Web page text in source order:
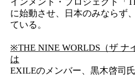
に始動させ、日本のみならず
ている。
※THE NINE WORLDS（ザ ナ
は
EXILEのメンバー、黒木啓司